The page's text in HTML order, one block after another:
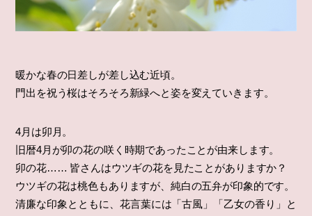
暖かな春の日差しが差し込む近頃。
門出を祝う桜はそろそろ新緑へと姿を変えていきます。
4月は卯月。
旧暦4月が卯の花の咲く時期であったことが由来します。
卯の花…… 皆さんはウツギの花を見たことがありますか？
ウツギの花は桃色もありますが、純白の五弁が印象的です。
清廉な印象とともに、花言葉には「古風」「乙女の香り」と